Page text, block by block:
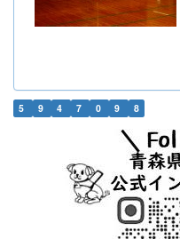
5 9 4 7 0 9 8